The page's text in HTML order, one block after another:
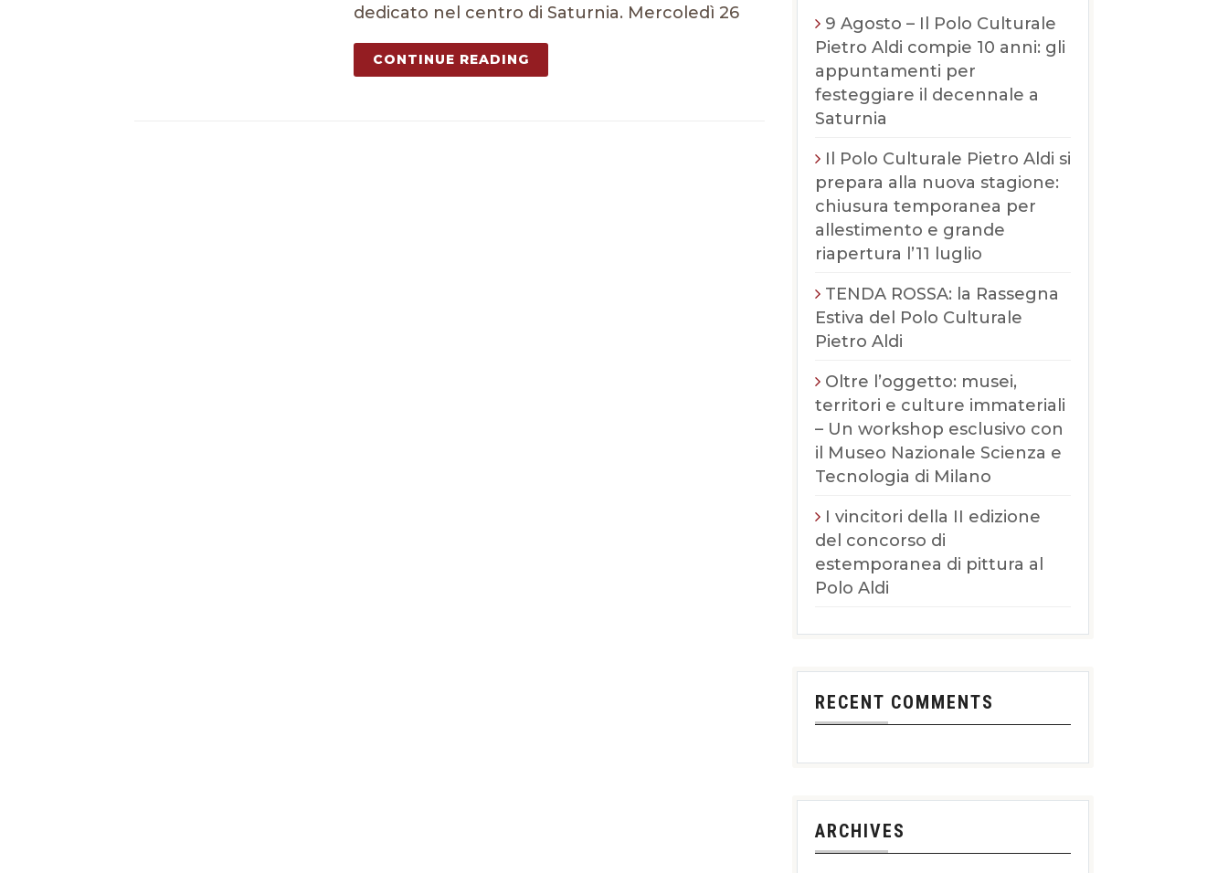
dedicato nel centro di Saturnia. Mercoledì 26
CONTINUE READING
9 Agosto – Il Polo Culturale
Pietro Aldi compie 10 anni: gli
appuntamenti per
festeggiare il decennale a
Saturnia
Il Polo Culturale Pietro Aldi si
prepara alla nuova stagione:
chiusura temporanea per
allestimento e grande
riapertura l’11 luglio
TENDA ROSSA: la Rassegna
Estiva del Polo Culturale
Pietro Aldi
Oltre l’oggetto: musei,
territori e culture immateriali
– Un workshop esclusivo con
il Museo Nazionale Scienza e
Tecnologia di Milano
I vincitori della II edizione
del concorso di
estemporanea di pittura al
Polo Aldi
RECENT COMMENTS
ARCHIVES